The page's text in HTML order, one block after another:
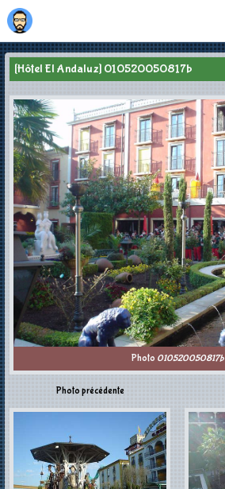
[Hôtel El Andaluz] 010520050817b
Photo 010520050817b
Photo précédente